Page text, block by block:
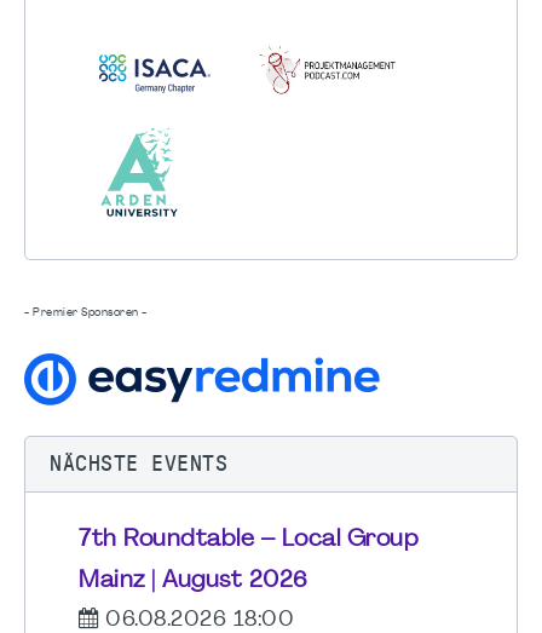
- Premier Sponsoren -
NÄCHSTE EVENTS
7th Roundtable – Local Group
Mainz | August 2026
06.08.2026 18:00